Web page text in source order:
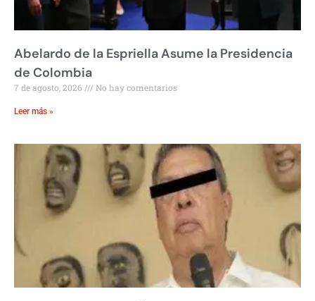
Abelardo de la Espriella Asume la Presidencia
de Colombia
7 de agosto, 2026 No hay comentarios
Leer más »